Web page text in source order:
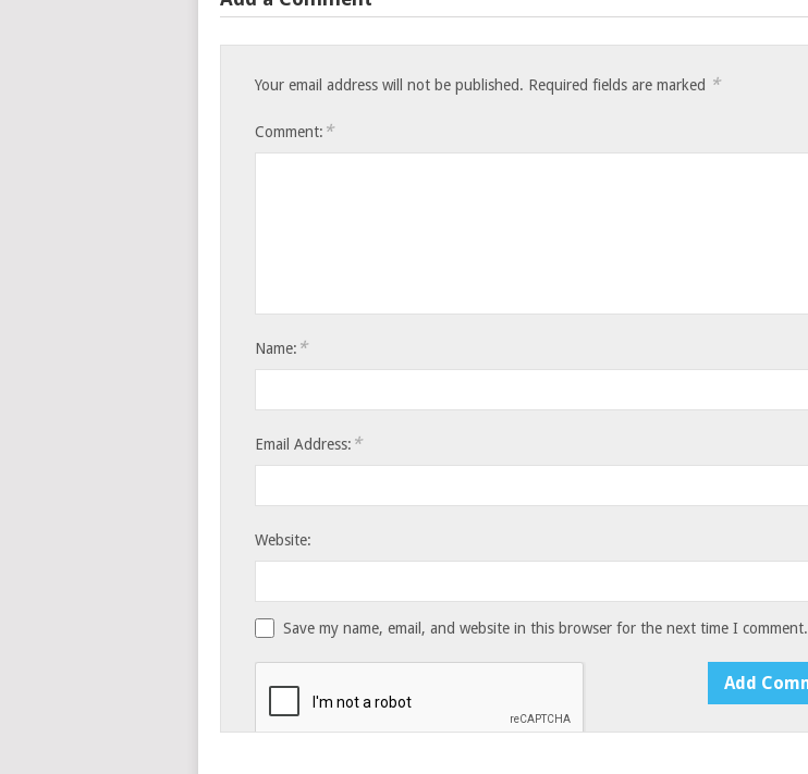
Your email address will not be published. Required fields are marked *
Comment: *
Name: *
Email Address: *
Website:
Save my name, email, and website in this browser for the next time I comment.